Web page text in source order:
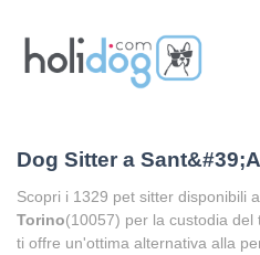
Dog Sitter a
Scopri i 1329 pet sitter disponibili a
Torino(10057) per la custodia
ti offre un'ottima alternativa alla